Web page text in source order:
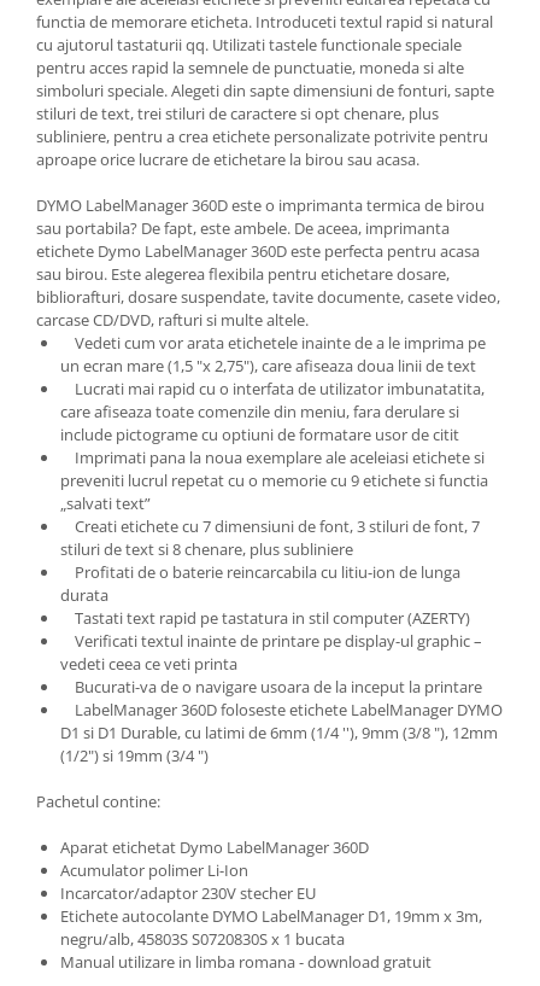
functia de memorare eticheta. Introduceti textul rapid si natural
cu ajutorul tastaturii qq. Utilizati tastele functionale speciale
pentru acces rapid la semnele de punctuatie, moneda si alte
simboluri speciale. Alegeti din sapte dimensiuni de fonturi, sapte
stiluri de text, trei stiluri de caractere si opt chenare, plus
subliniere, pentru a crea etichete personalizate potrivite pentru
aproape orice lucrare de etichetare la birou sau acasa.
DYMO LabelManager 360D este o imprimanta termica de birou
sau portabila? De fapt, este ambele. De aceea, imprimanta
etichete Dymo LabelManager 360D este perfecta pentru acasa
sau birou. Este alegerea flexibila pentru etichetare dosare,
bibliorafturi, dosare suspendate, tavite documente, casete video,
carcase CD/DVD, rafturi si multe altele.
Vedeti cum vor arata etichetele inainte de a le imprima pe
un ecran mare (1,5 "x 2,75"), care afiseaza doua linii de text
Lucrati mai rapid cu o interfata de utilizator imbunatatita,
care afiseaza toate comenzile din meniu, fara derulare si
include pictograme cu optiuni de formatare usor de citit
Imprimati pana la noua exemplare ale aceleiasi etichete si
preveniti lucrul repetat cu o memorie cu 9 etichete si functia
„salvati text”
Creati etichete cu 7 dimensiuni de font, 3 stiluri de font, 7
stiluri de text si 8 chenare, plus subliniere
Profitati de o baterie reincarcabila cu litiu-ion de lunga
durata
Tastati text rapid pe tastatura in stil computer (AZERTY)
Verificati textul inainte de printare pe display-ul graphic –
vedeti ceea ce veti printa
Bucurati-va de o navigare usoara de la inceput la printare
LabelManager 360D foloseste etichete LabelManager DYMO
D1 si D1 Durable, cu latimi de 6mm (1/4 ''), 9mm (3/8 "), 12mm
(1/2") si 19mm (3/4 ")
Pachetul contine:
Aparat etichetat Dymo LabelManager 360D
Acumulator polimer Li-Ion
Incarcator/adaptor 230V stecher EU
Etichete autocolante DYMO LabelManager D1, 19mm x 3m,
negru/alb, 45803S S0720830S x 1 bucata
Manual utilizare in limba romana - download gratuit